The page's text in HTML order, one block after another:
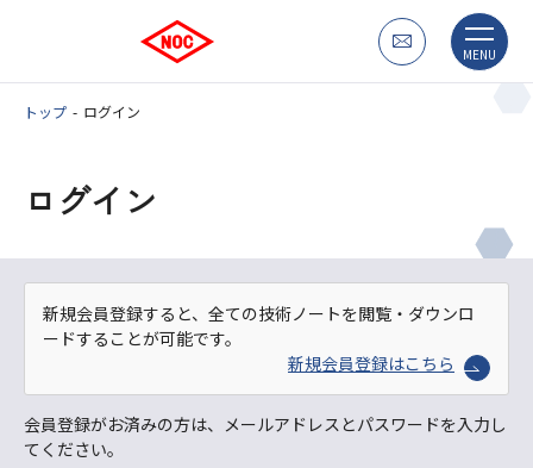
MENU
トップ ログイン
ログイン
新規会員登録すると、全ての技術ノートを閲覧・ダウンロ
ードすることが可能です。
新規会員登録はこちら
会員登録がお済みの方は、メールアドレスとパスワードを入力し
てください。